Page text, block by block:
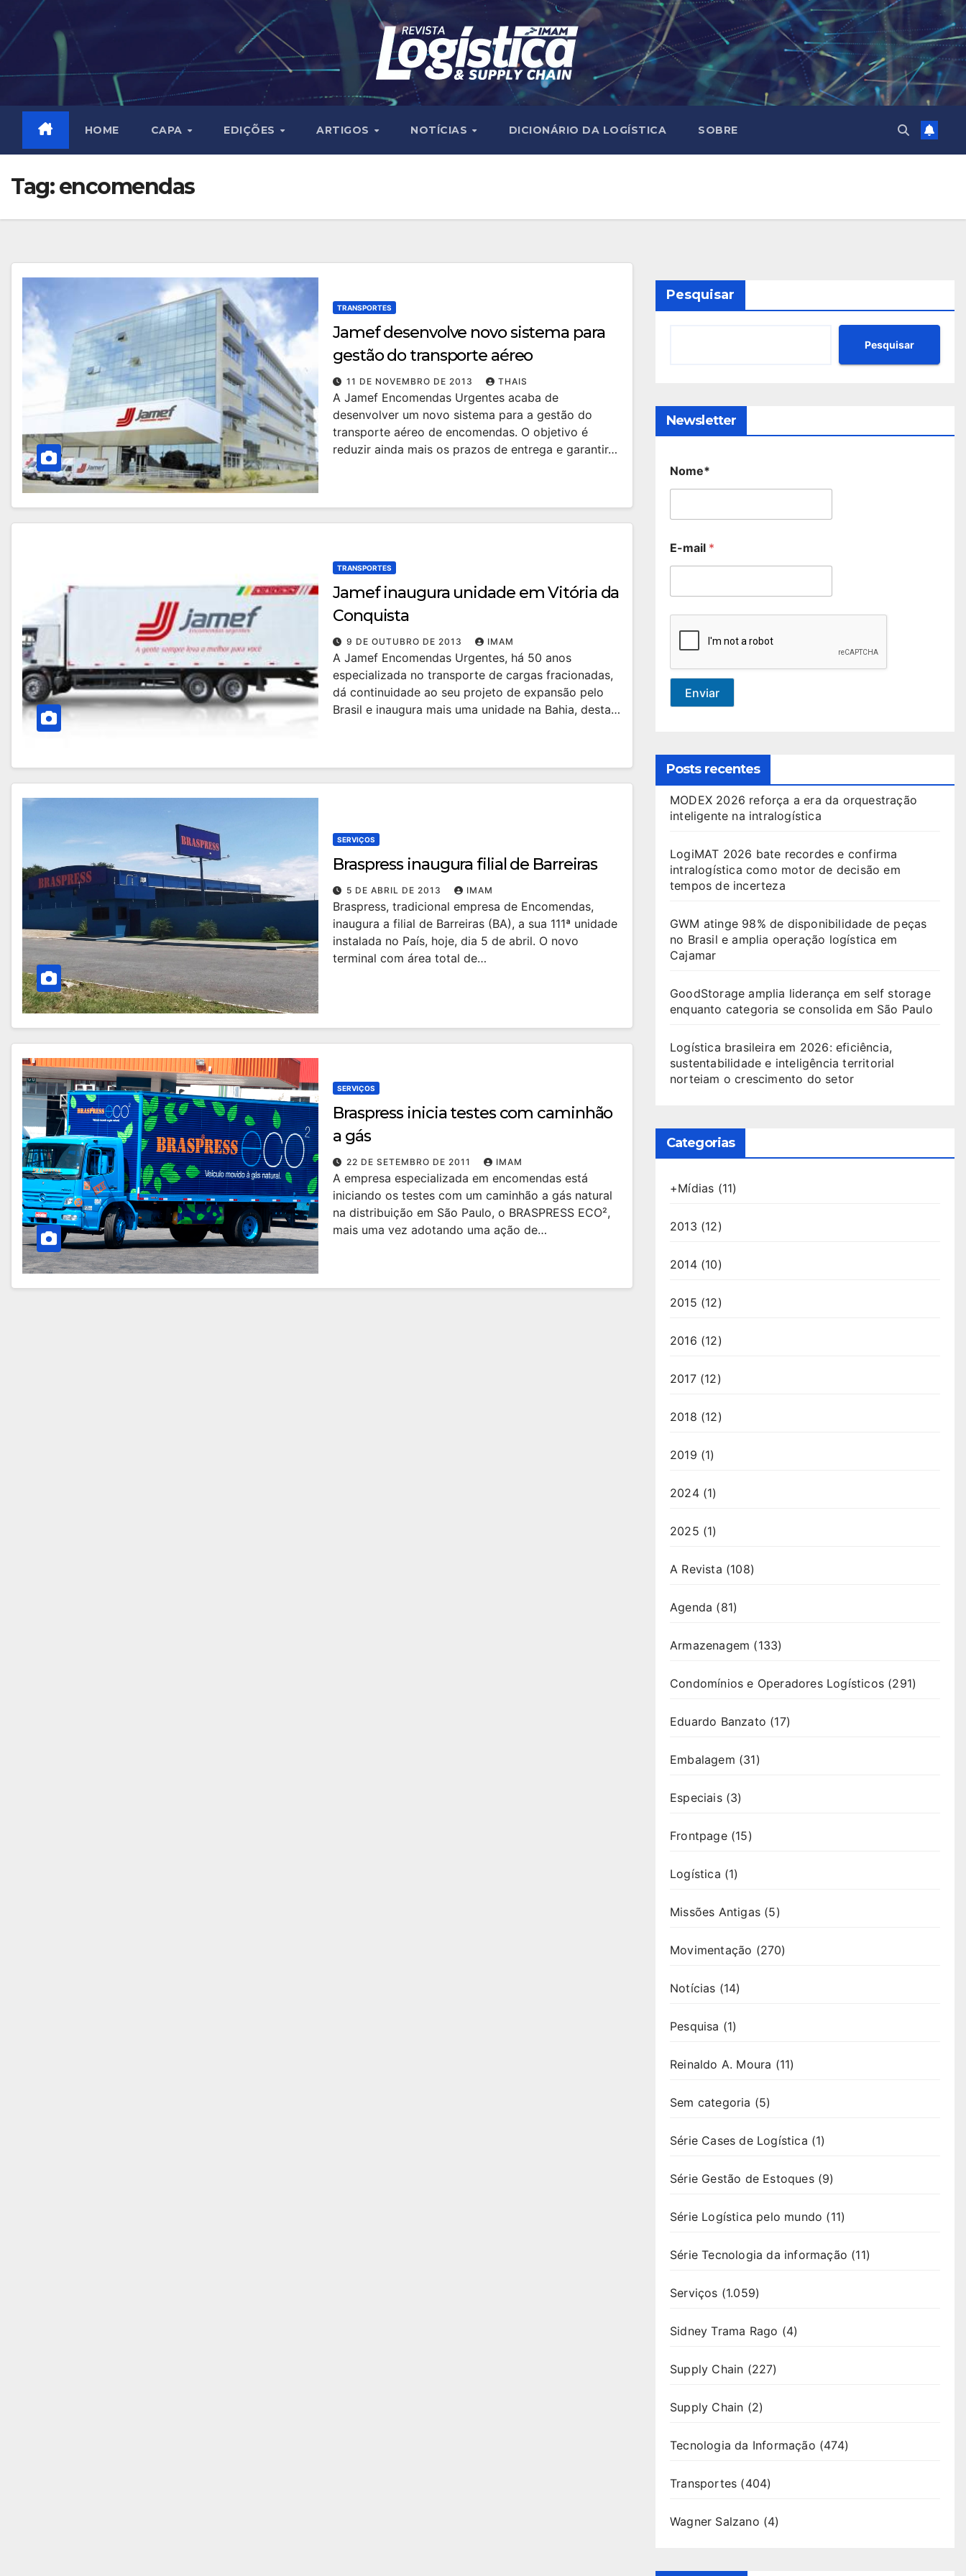
content
HOME CAPA EDIÇÕES ARTIGOS NOTÍCIAS DICIONÁRIO DA LOGÍSTICA SOBRE
Tag:encomendas
TRANSPORTES
Jamef desenvolve novo sistema para
gestão do transporte aéreo
11 DE NOVEMBRO DE 2013 THAIS
A Jamef Encomendas Urgentes acaba de
desenvolver um novo sistema para a gestão do
transporte aéreo de encomendas. O objetivo é
reduzir ainda mais os prazos de entrega e garantir…
TRANSPORTES
Jamef inaugura unidade em Vitória da
Conquista
9 DE OUTUBRO DE 2013 IMAM
A Jamef Encomendas Urgentes, há 50 anos
especializada no transporte de cargas fracionadas,
dá continuidade ao seu projeto de expansão pelo
Brasil e inaugura mais uma unidade na Bahia, desta…
SERVIÇOS
Braspress inaugura filial de Barreiras
5 DE ABRIL DE 2013 IMAM
Braspress, tradicional empresa de Encomendas,
inaugura a filial de Barreiras (BA), a sua 111ª unidade
instalada no País, hoje, dia 5 de abril. O novo
terminal com área total de…
SERVIÇOS
Braspress inicia testes com caminhão
a gás
22 DE SETEMBRO DE 2011 IMAM
A empresa especializada em encomendas está
iniciando os testes com um caminhão a gás natural
na distribuição em São Paulo, o BRASPRESS ECO²,
mais uma vez adotando uma ação de…
Pesquisar
Pesquisar
Newsletter
Nome*
E-mail *
Enviar
Posts recentes
MODEX 2026 reforça a era da orquestração
inteligente na intralogística
LogiMAT 2026 bate recordes e confirma
intralogística como motor de decisão em
tempos de incerteza
GWM atinge 98% de disponibilidade de peças
no Brasil e amplia operação logística em
Cajamar
GoodStorage amplia liderança em self storage
enquanto categoria se consolida em São Paulo
Logística brasileira em 2026: eficiência,
sustentabilidade e inteligência territorial
norteiam o crescimento do setor
Categorias
+Mídias (11)
2013 (12)
2014(10)
2015 (12)
2016 (12)
2017(12)
2018 (12)
2019 (1)
2024(1)
2025 (1)
A Revista (108)
Agenda (81)
Armazenagem (133)
Condomínios e Operadores Logísticos (291)
Eduardo Banzato (17)
Embalagem (31)
Especiais(3)
Frontpage(15)
Logística (1)
Missões Antigas (5)
Movimentação (270)
Notícias (14)
Pesquisa (1)
Reinaldo A. Moura (11)
Sem categoria (5)
Série Cases de Logística (1)
Série Gestão de Estoques(9)
Série Logística pelo mundo (11)
Série Tecnologia da informação (11)
Serviços (1.059)
Sidney Trama Rago (4)
Supply Chain (227)
Supply Chain (2)
Tecnologia da Informação (474)
Transportes (404)
Wagner Salzano (4)